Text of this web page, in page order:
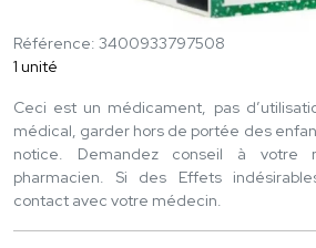
Référence: 3400933797508
1 unité
Ceci est un médicament, pas
médical, garder hors de portée des
notice. Demandez conseil à votre
pharmacien. Si des Effets
contact avec votre médecin.